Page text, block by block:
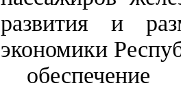
развития и
экономики